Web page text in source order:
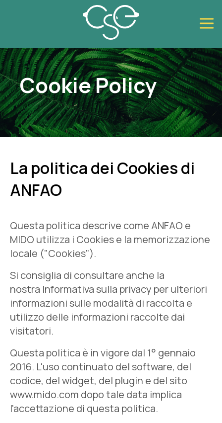
Cookie Policy
La politica dei Cookies di
ANFAO
Questa politica descrive come ANFAO e
MIDO utilizza i Cookies e la memorizzazione
locale ("Cookies").
Si consiglia di consultare anche la
nostra Informativa sulla privacy per ulteriori
informazioni sulle modalità di raccolta e
utilizzo delle informazioni raccolte dai
visitatori.
Questa politica è in vigore dal 1° gennaio
2016. L'uso continuato del software, del
codice, del widget, del plugin e del sito
www.mido.com dopo tale data implica
l'accettazione di questa politica.